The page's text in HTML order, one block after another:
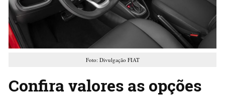
Foto: Divulgação FIAT
Confira valores as opções